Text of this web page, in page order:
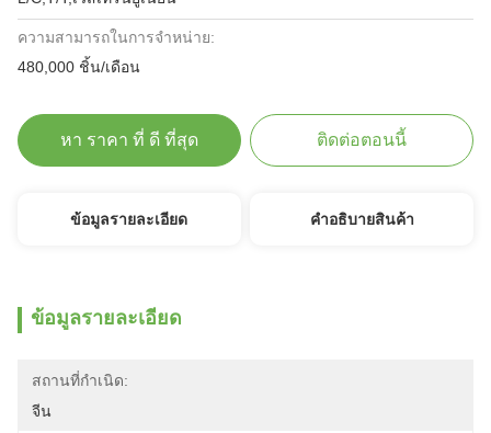
ความสามารถในการจําหน่าย:
480,000 ชิ้น/เดือน
หา ราคา ที่ ดี ที่สุด ติดต่อตอนนี้
ข้อมูลรายละเอียด คําอธิบายสินค้า
ข้อมูลรายละเอียด
สถานที่กำเนิด:
จีน